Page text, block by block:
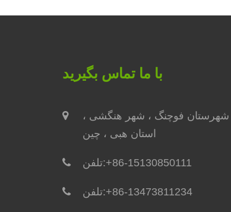
با ما تماس بگیرید
شهرستان فوچنگ ، ​​شهر هنگشی ،
استان هبی ، چین
تلفن:+86-15130850111
تلفن:+86-13473811234